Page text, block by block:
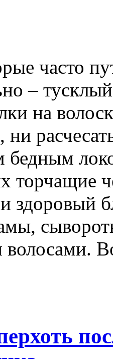
часто
–
на
ни
бедным
торчащие
здоровый